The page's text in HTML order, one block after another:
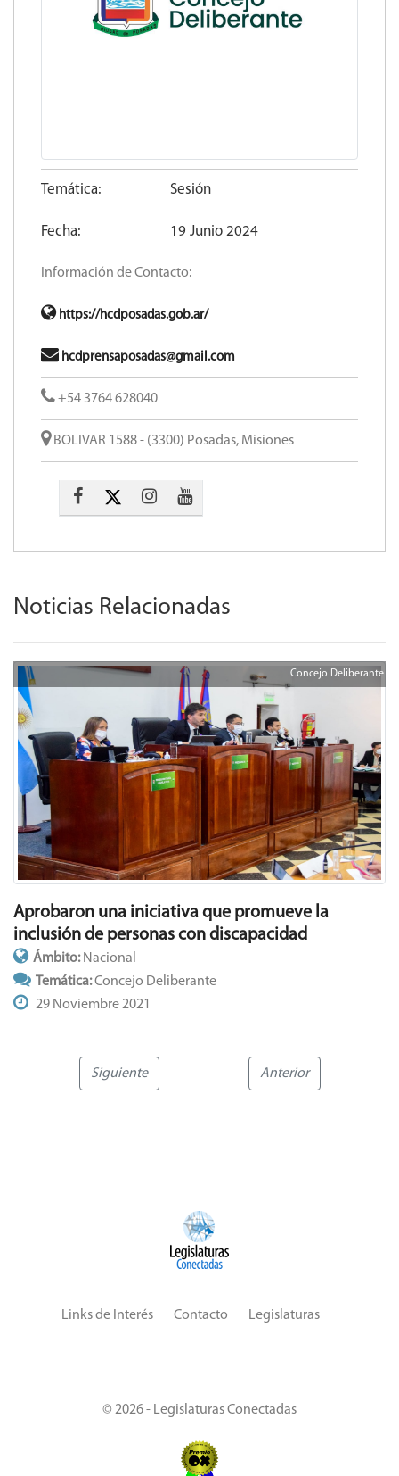
Temática: Sesión
Fecha: 19 Junio 2024
Información de Contacto:
https://hcdposadas.gob.ar/
hcdprensaposadas@gmail.com
+54 3764 628040
BOLIVAR 1588 - (3300) Posadas, Misiones
Noticias Relacionadas
Concejo Deliberante
Aprobaron una iniciativa que promueve la
inclusión de personas con discapacidad
Ámbito: Nacional
Temática:Concejo Deliberante
29 Noviembre 2021
Siguiente Anterior
Links de Interés Contacto Legislaturas
© 2026 - Legislaturas Conectadas